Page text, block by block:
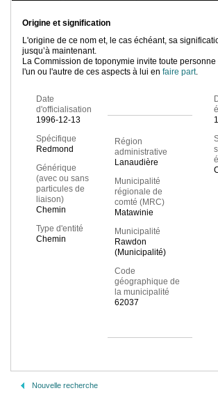
Origine et signification
L'origine de ce nom et, le cas échéant, sa
jusqu’à maintenant.
La Commission de toponymie invite toute
l'un ou l'autre de ces aspects à lui en faire part.
Date
d'officialisation
1996-12-13
Spécifique
Redmond
Générique
(avec ou sans
particules de
liaison)
Chemin
Type d'entité
Chemin
Région
administrative
Lanaudière
Municipalité
régionale de
comté (MRC)
Matawinie
Municipalité
Rawdon
(Municipalité)
Code
géographique de
la municipalité
62037
Nouvelle recherche